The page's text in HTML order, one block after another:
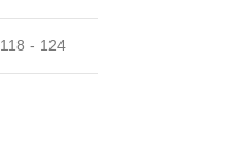
118 - 124